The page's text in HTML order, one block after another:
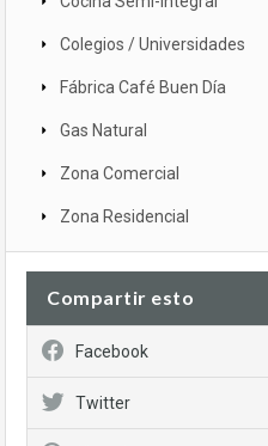
Colegios / Universidades
Fábrica Café Buen Día
Gas Natural
Zona Comercial
Zona Residencial
Compartir esto
Facebook
Twitter